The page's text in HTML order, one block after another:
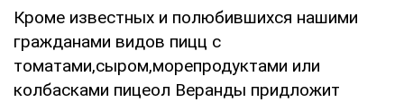
Кроме известных и полюбившихся нашими
гражданами видов пицц с
томатами,сыром,морепродуктами или
колбасками пицеол Веранды придложит